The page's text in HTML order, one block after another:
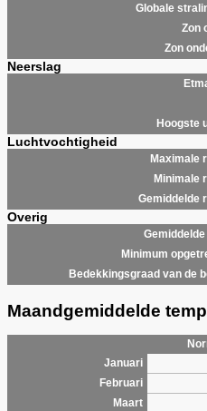
Globale
Zon
Zon
Neerslag
Hoogste
Luchtvochtigheid
Maximale
Minimale
Gemiddelde
Overig
Minimum
Bedekkingsgraad van de
Maandgemiddelde
Januari
Februari
Maart